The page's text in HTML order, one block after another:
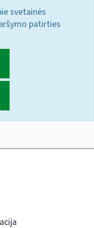
svetainės
patirties